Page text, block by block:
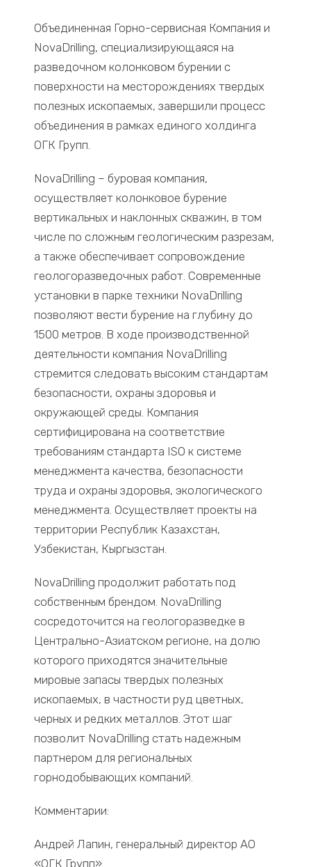
Объединенная Горно-сервисная Компания и
NovaDrilling, специализирующаяся на
разведочном колонковом бурении с
поверхности на месторождениях твердых
полезных ископаемых, завершили процесс
объединения в рамках единого холдинга
ОГК Групп.
NovaDrilling – буровая компания,
осуществляет колонковое бурение
вертикальных и наклонных скважин, в том
числе по сложным геологическим разрезам,
а также обеспечивает сопровождение
геологоразведочных работ. Современные
установки в парке техники NovaDrilling
позволяют вести бурение на глубину до
1500 метров. В ходе производственной
деятельности компания NovaDrilling
стремится следовать высоким стандартам
безопасности, охраны здоровья и
окружающей среды. Компания
сертифицирована на соответствие
требованиям стандарта ISO к системе
менеджмента качества, безопасности
труда и охраны здоровья, экологического
менеджмента. Осуществляет проекты на
территории Республик Казахстан,
Узбекистан, Кыргызстан.
NovaDrilling продолжит работать под
собственным брендом. NovaDrilling
сосредоточится на геологоразведке в
Центрально-Азиатском регионе, на долю
которого приходятся значительные
мировые запасы твердых полезных
ископаемых, в частности руд цветных,
черных и редких металлов. Этот шаг
позволит NovaDrilling стать надежным
партнером для региональных
горнодобывающих компаний.
Комментарии:
Андрей Лапин, генеральный директор АО
«ОГК Групп»